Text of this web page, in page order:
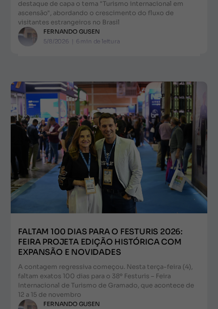
destaque de capa o tema "Turismo internacional em
ascensão", abordando o crescimento do fluxo de
visitantes estrangeiros no Brasil
FERNANDO GUSEN
5/8/2026 | 6 min de leitura
FALTAM 100 DIAS PARA O FESTURIS 2026:
FEIRA PROJETA EDIÇÃO HISTÓRICA COM
EXPANSÃO E NOVIDADES
A contagem regressiva começou. Nesta terça-feira (4),
faltam exatos 100 dias para o 38º Festuris – Feira
Internacional de Turismo de Gramado, que acontece de
12 a 15 de novembro
FERNANDO GUSEN